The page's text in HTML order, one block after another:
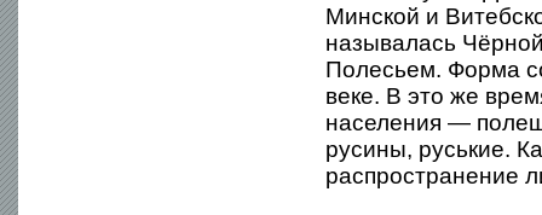
Минской и
называлась
Полесьем. Форма
веке. В это же
населения —
русины, руськие.
распространение